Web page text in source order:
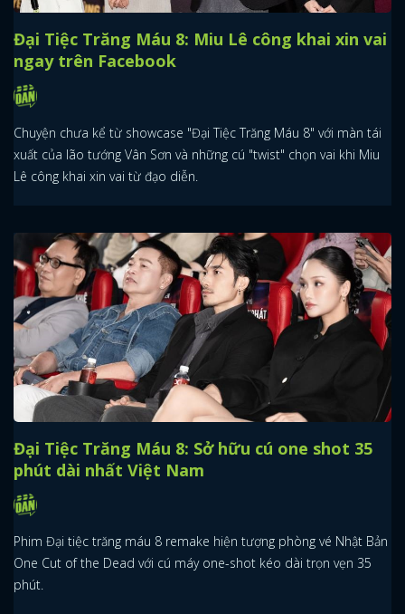
Đại Tiệc Trăng Máu 8: Miu Lê công khai xin vai
ngay trên Facebook
Chuyện chưa kể từ showcase "Đại Tiệc Trăng Máu 8" với màn tái
xuất của lão tướng Vân Sơn và những cú "twist" chọn vai khi Miu
Lê công khai xin vai từ đạo diễn.
Đại Tiệc Trăng Máu 8: Sở hữu cú one shot 35
phút dài nhất Việt Nam
Phim Đại tiệc trăng máu 8 remake hiện tượng phòng vé Nhật Bản
One Cut of the Dead với cú máy one-shot kéo dài trọn vẹn 35
phút.